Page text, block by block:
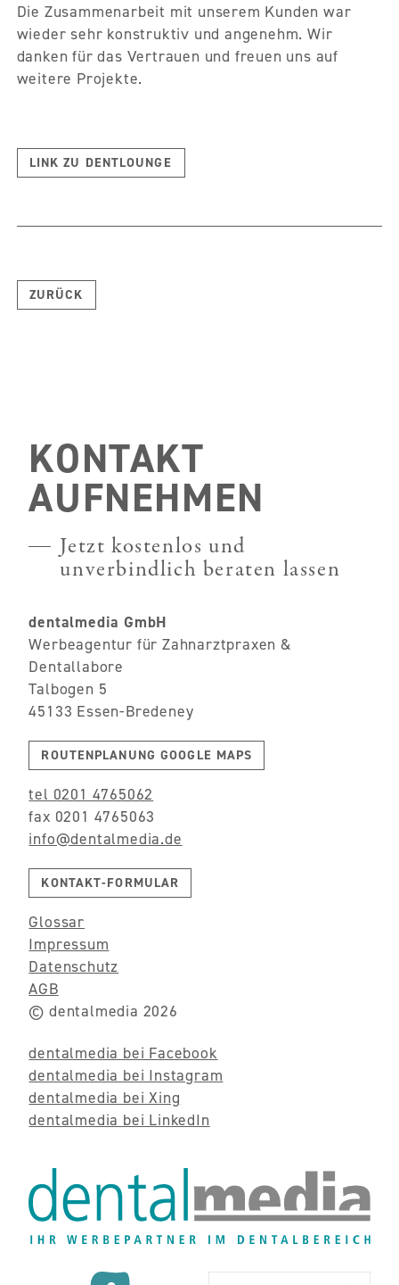
Die Zusammenarbeit mit unserem Kunden war
wieder sehr konstruktiv und angenehm. Wir
danken für das Vertrauen und freuen uns auf
weitere Projekte.
LINK ZU DENTLOUNGE
ZURÜCK
KONTAKT
AUFNEHMEN
Jetzt kostenlos und
unverbindlich beraten lassen
dentalmedia GmbH
Werbeagentur für Zahnarztpraxen &
Dentallabore
Talbogen 5
45133 Essen-Bredeney
ROUTENPLANUNG GOOGLE MAPS
tel 0201 4765062
fax 0201 4765063
info@dentalmedia.de
KONTAKT-FORMULAR
Glossar
Impressum
Datenschutz
AGB
© dentalmedia 2026
dentalmedia bei Facebook
dentalmedia bei Instagram
dentalmedia bei Xing
dentalmedia bei LinkedIn